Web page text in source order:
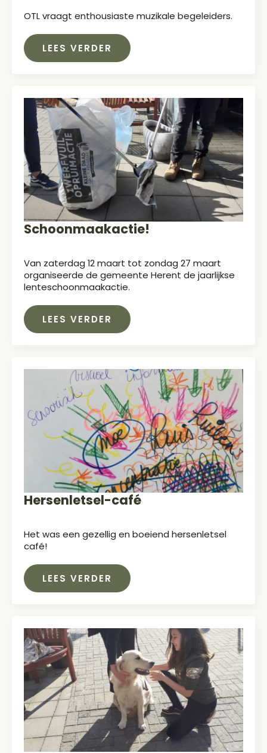
OTL vraagt enthousiaste muzikale begeleiders.
LEES VERDER
Schoonmaakactie!
Van zaterdag 12 maart tot zondag 27 maart
organiseerde de gemeente Herent de jaarlijkse
lenteschoonmaakactie.
LEES VERDER
Hersenletsel-café
Het was een gezellig en boeiend hersenletsel
café!
LEES VERDER